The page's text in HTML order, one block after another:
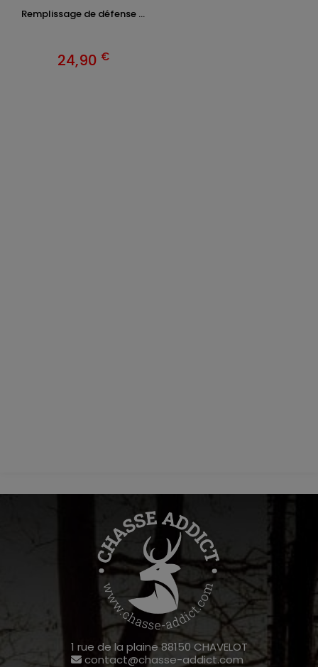
Remplissage de défense ...
24,90 €
1 rue de la plaine 88150 CHAVELOT
contact@chasse-addict.com